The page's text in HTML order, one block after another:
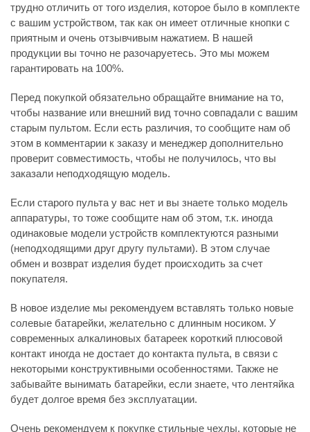
трудно отличить от того изделия, которое было в комплекте
с вашим устройством, так как он имеет отличные кнопки с
приятным и очень отзывчивым нажатием. В нашей
продукции вы точно не разочаруетесь. Это мы можем
гарантировать на 100%.
Перед покупкой обязательно обращайте внимание на то,
чтобы название или внешний вид точно совпадали с вашим
старым пультом. Если есть различия, то сообщите нам об
этом в комментарии к заказу и менеджер дополнительно
проверит совместимость, чтобы не получилось, что вы
заказали неподходящую модель.
Если старого пульта у вас нет и вы знаете только модель
аппаратуры, то тоже сообщите нам об этом, т.к. иногда
одинаковые модели устройств комплектуются разными
(неподходящими друг другу пультами). В этом случае
обмен и возврат изделия будет происходить за счет
покупателя.
В новое изделие мы рекомендуем вставлять только новые
солевые батарейки, желательно с длинным носиком. У
современных алкалиновых батареек короткий плюсовой
контакт иногда не достает до контакта пульта, в связи с
некоторыми конструктивными особенностями. Также не
забывайте вынимать батарейки, если знаете, что лентяйка
будет долгое время без эксплуатации.
Очень рекомендуем к покупке стильные чехлы, которые не